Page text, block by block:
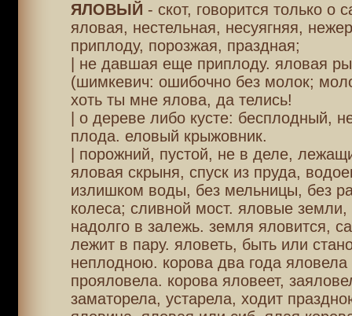
ЯЛОВЫЙ - скот, говорится только о
яловая, нестельная, несуягняя,
приплоду, порозжая, праздная;
| не давшая еще приплоду. яловая
(шимкевич: ошибочно без молок;
хоть ты мне ялова, да телись!
| о дереве либо кусте: бесплодный,
плода. еловый крыжовник.
| порожний, пустой, не в деле,
яловая скрыня, спуск из пруда,
излишком воды, без мельницы, без
колеса; сливной мост. яловые земли,
надолго в залежь. земля яловится,
лежит в пару. яловеть, быть или
неплодною. корова два года яловела
прояловела. корова яловеет,
заматорела, устарела, ходит